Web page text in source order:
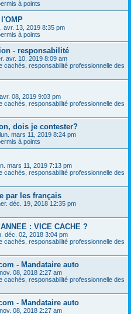
à points
avr. 13, 2019 8:35 pm
à points
- responsabilité
avr. 10, 2019 8:09 am
cachés, responsabilité professionnelle des
08, 2019 9:03 pm
cachés, responsabilité professionnelle des
dois je contester?
lun. mars 11, 2019 8:24 pm
à points
mars 11, 2019 7:13 pm
cachés, responsabilité professionnelle des
par les français
déc. 19, 2018 12:35 pm
: VICE CACHE ?
déc. 02, 2018 3:04 pm
cachés, responsabilité professionnelle des
- Mandataire auto
08, 2018 2:27 am
cachés, responsabilité professionnelle des
- Mandataire auto
08, 2018 2:27 am